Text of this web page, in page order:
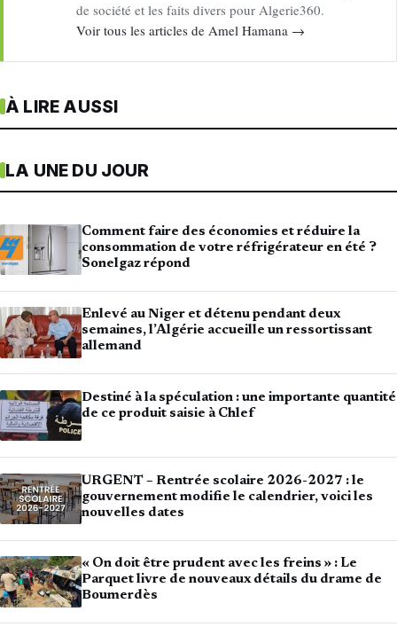
de société et les faits divers pour Algerie360.
Voir tous les articles de Amel Hamana →
À LIRE AUSSI
LA UNE DU JOUR
Comment faire des économies et réduire la
consommation de votre réfrigérateur en été ?
Sonelgaz répond
Enlevé au Niger et détenu pendant deux
semaines, l’Algérie accueille un ressortissant
allemand
Destiné à la spéculation : une importante quantité
de ce produit saisie à Chlef
URGENT – Rentrée scolaire 2026-2027 : le
gouvernement modifie le calendrier, voici les
nouvelles dates
« On doit être prudent avec les freins » : Le
Parquet livre de nouveaux détails du drame de
Boumerdès